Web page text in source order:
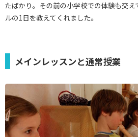
たばかり。その前の小学校での体験も交え
ルの1日を教えてくれました。
メインレッスンと通常授業